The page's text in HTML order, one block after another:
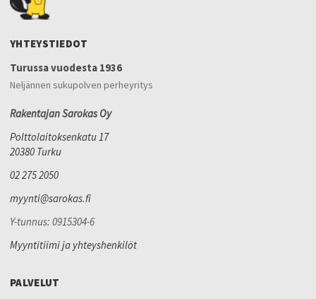
YHTEYSTIEDOT
Turussa vuodesta 1936
Neljännen sukupolven perheyritys
Rakentajan Sarokas Oy
Polttolaitoksenkatu 17
20380 Turku
02 275 2050
myynti@sarokas.fi
Y-tunnus: 0915304-6
Myyntitiimi ja yhteyshenkilöt
PALVELUT